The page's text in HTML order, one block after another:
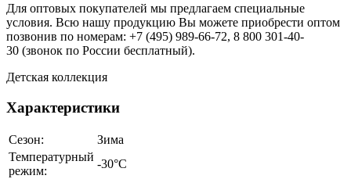
Для оптовых покупателей мы предлагаем специальные
условия. Всю нашу продукцию Вы можете приобрести оптом
позвонив по номерам: +7 (495) 989-66-72, 8 800 301-40-
30 (звонок по России бесплатный).
Детская коллекция
Характеристики
Сезон:
Зима
Температурный
режим:
-30°С